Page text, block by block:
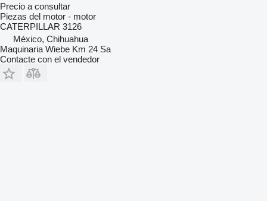
Precio a consultar
Piezas del motor - motor
CATERPILLAR 3126
México, Chihuahua
Maquinaria Wiebe Km 24 Sa
Contacte con el vendedor